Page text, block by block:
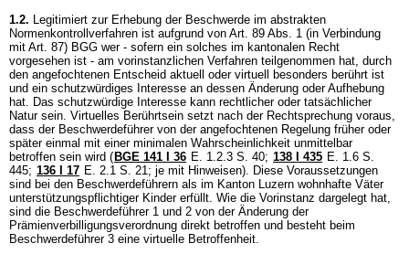
1.2. Legitimiert zur Erhebung der Beschwerde im abstrakten
Normenkontrollverfahren ist aufgrund von Art. 89 Abs. 1 (in Verbindung
mit Art. 87) BGG wer - sofern ein solches im kantonalen Recht
vorgesehen ist - am vorinstanzlichen Verfahren teilgenommen hat, durch
den angefochtenen Entscheid aktuell oder virtuell besonders berührt ist
und ein schutzwürdiges Interesse an dessen Änderung oder Aufhebung
hat. Das schutzwürdige Interesse kann rechtlicher oder tatsächlicher
Natur sein. Virtuelles Berührtsein setzt nach der Rechtsprechung voraus,
dass der Beschwerdeführer von der angefochtenen Regelung früher oder
später einmal mit einer minimalen Wahrscheinlichkeit unmittelbar
betroffen sein wird ( BGE 141 I 36 E. 1.2.3 S. 40; 138 I 435 E. 1.6 S.
445; 136 I 17 E. 2.1 S. 21; je mit Hinweisen). Diese Voraussetzungen
sind bei den Beschwerdeführern als im Kanton Luzern wohnhafte Väter
unterstützungspflichtiger Kinder erfüllt. Wie die Vorinstanz dargelegt hat,
sind die Beschwerdeführer 1 und 2 von der Änderung der
Prämienverbilligungsverordnung direkt betroffen und besteht beim
Beschwerdeführer 3 eine virtuelle Betroffenheit.